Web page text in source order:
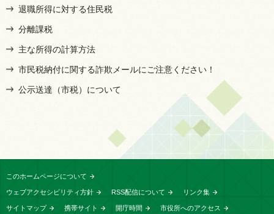
退職所得に対する住民税
分離課税
主な所得の計算方法
市民税納付に関する詐欺メールにご注意ください！
公示送達（市税）について
このホームページについて
ウェブアクセシビリティ方針 RSS配信について リンク集
サイトマップ 携帯サイト 開庁時間 市役所へのアクセス